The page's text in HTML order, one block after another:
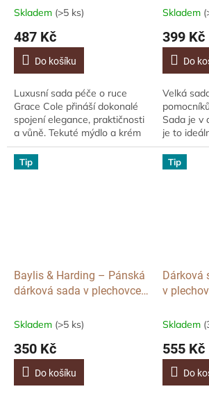
400 ml
Skladem (>5 ks)
487 Kč
Do košíku
Luxusní sada péče o ruce
Grace Cole přináší dokonalé
spojení elegance, praktičnosti
a vůně. Tekuté mýdlo a krém
na ruce ve skleněných lahvích
s pumpičkou poskytují
hloubkovou...
Skladem
399 Kč
Do
Velká
Sada je v
je to
Díky
vejde do
muži...
Tip
Baylis & Harding – Pánská
dárková sada v plechovce
Máta, 3ks
Skladem (>5 ks)
350 Kč
Do košíku
Tip
Dárková
v
Skladem
555 Kč
Do